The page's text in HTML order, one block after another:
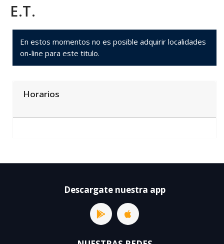
E.T.
En estos momentos no es posible adquirir localidades
on-line para este titulo.
Horarios
Descargate nuestra app